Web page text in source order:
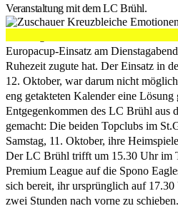
Veranstaltung mit dem LC Brühl.
Europacup-Einsatz am
Ruhezeit zugute hat. Der Einsatz in
12. Oktober, war darum nicht
eng getakteten Kalender eine Lösung
Entgegenkommen des LC Brühl aus
gemacht: Die beiden Topclubs im
Samstag, 11. Oktober, ihre
Der LC Brühl trifft um 15.30 Uhr im
Premium League auf die Spono
sich bereit, ihr ursprünglich auf
zwei Stunden nach vorne zu